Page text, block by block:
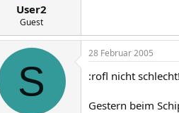
User2
Guest
S
28 Februar 2005
:rofl nicht schlecht!
Gestern beim